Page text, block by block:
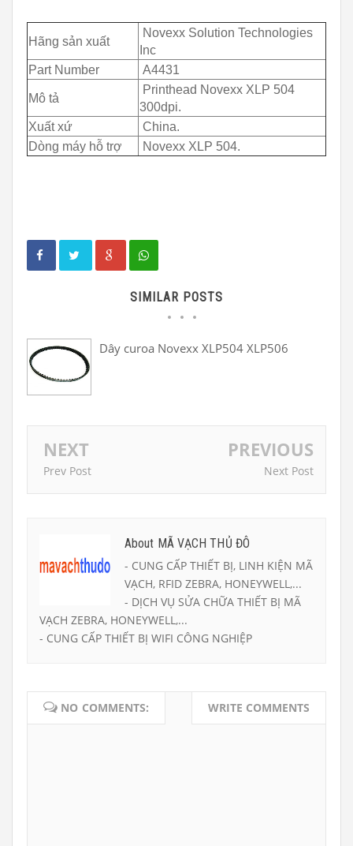
Hãng sản xuất
Novexx Solution Technologies
Inc
Part Number
A4431
Mô tả
Printhead Novexx XLP 504
300dpi.
Xuất xứ
China.
Dòng máy hỗ trợ
Novexx XLP 504.
SIMILAR POSTS
Dây curoa Novexx XLP504 XLP506
NEXT
Prev Post
PREVIOUS
Next Post
About MÃ VẠCH THỦ ĐÔ
- CUNG CẤP THIẾT BỊ, LINH KIỆN MÃ
VẠCH, RFID ZEBRA, HONEYWELL,...
- DỊCH VỤ SỬA CHỮA THIẾT BỊ MÃ
VẠCH ZEBRA, HONEYWELL,...
- CUNG CẤP THIẾT BỊ WIFI CÔNG NGHIỆP
NO COMMENTS: WRITE COMMENTS